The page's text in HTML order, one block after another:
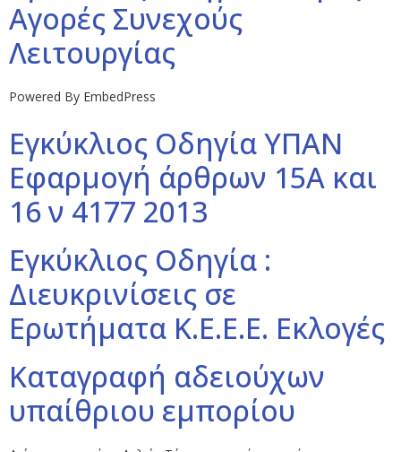
Αγορές Συνεχούς
Λειτουργίας
Powered By EmbedPress
Εγκύκλιος Οδηγία ΥΠΑΝ
Εφαρμογή άρθρων 15Α και
16 ν 4177 2013
Εγκύκλιος Οδηγία :
Διευκρινίσεις σε
Ερωτήματα Κ.Ε.Ε.Ε. Εκλογές
Καταγραφή αδειούχων
υπαίθριου εμπορίου